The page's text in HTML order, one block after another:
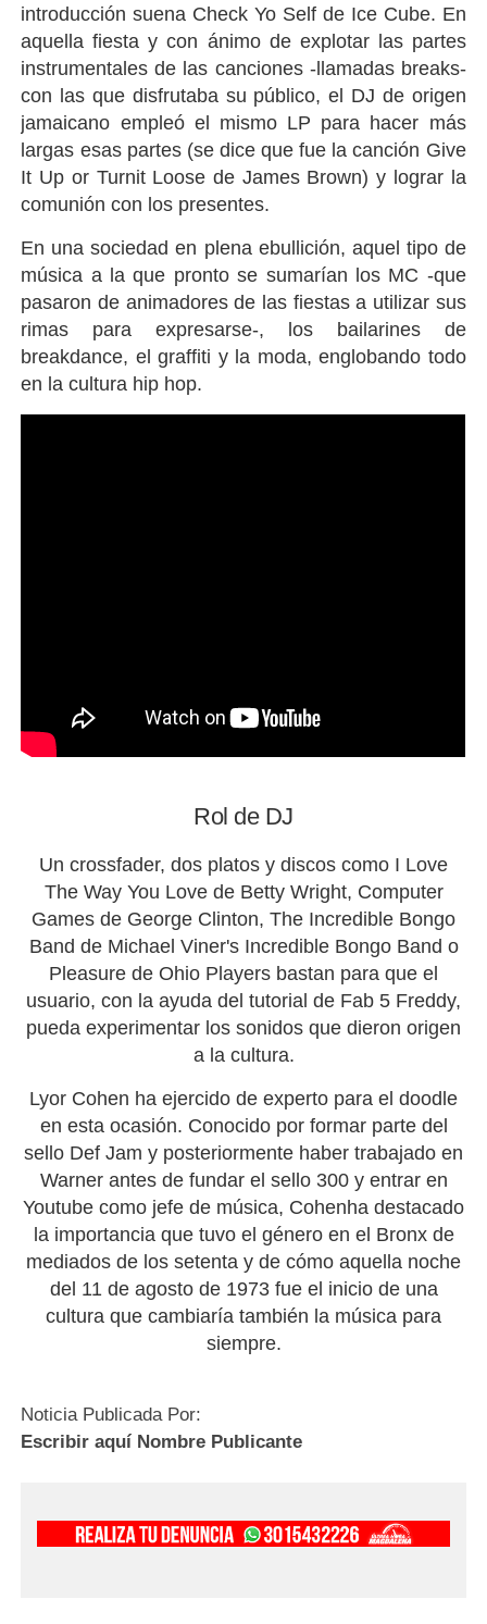
introducción suena Check Yo Self de Ice Cube. En
aquella fiesta y con ánimo de explotar las partes
instrumentales de las canciones -llamadas breaks-
con las que disfrutaba su público, el DJ de origen
jamaicano empleó el mismo LP para hacer más
largas esas partes (se dice que fue la canción Give
It Up or Turnit Loose de James Brown) y lograr la
comunión con los presentes.
En una sociedad en plena ebullición, aquel tipo de
música a la que pronto se sumarían los MC -que
pasaron de animadores de las fiestas a utilizar sus
rimas para expresarse-, los bailarines de
breakdance, el graffiti y la moda, englobando todo
en la cultura hip hop.
Rol de DJ
Un crossfader, dos platos y discos como I Love
The Way You Love de Betty Wright, Computer
Games de George Clinton, The Incredible Bongo
Band de Michael Viner's Incredible Bongo Band o
Pleasure de Ohio Players bastan para que el
usuario, con la ayuda del tutorial de Fab 5 Freddy,
pueda experimentar los sonidos que dieron origen
a la cultura.
Lyor Cohen ha ejercido de experto para el doodle
en esta ocasión. Conocido por formar parte del
sello Def Jam y posteriormente haber trabajado en
Warner antes de fundar el sello 300y entrar en
Youtube como jefe de música, Cohenha destacado
la importancia que tuvo el género en el Bronx de
mediados de los setenta y de cómo aquella noche
del 11 de agosto de 1973 fue el inicio de una
cultura que cambiaría también la música para
siempre.
Noticia Publicada Por:
Escribir aquí Nombre Publicante